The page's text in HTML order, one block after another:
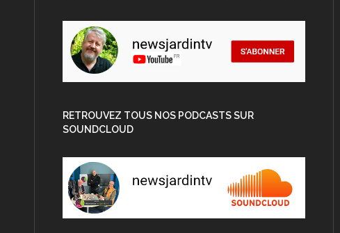
RETROUVEZ TOUS NOS PODCASTS SUR
SOUNDCLOUD